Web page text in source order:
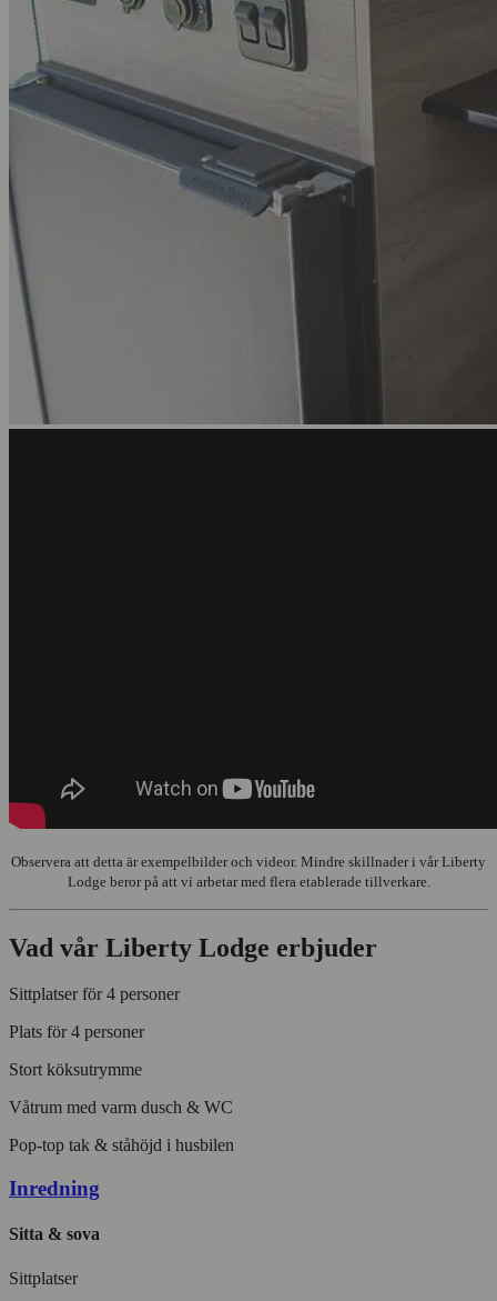
Observera att detta är exempelbilder och videor. Mindre skillnader i vår Liberty
Lodge beror på att vi arbetar med flera etablerade tillverkare.
Vad vår Liberty Lodge erbjuder
Sittplatser för 4 personer
Plats för 4 personer
Stort köksutrymme
Våtrum med varm dusch & WC
Pop-top tak & ståhöjd i husbilen
Inredning
Sitta & sova
Sittplatser